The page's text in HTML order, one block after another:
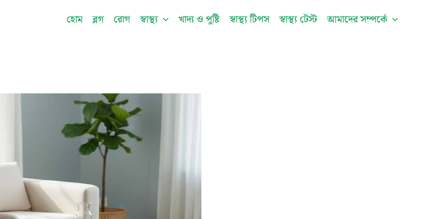
হোম ব্লগ রোগ স্বাস্থ্য খাদ্য ও পুষ্টি স্বাস্থ্য টিপস স্বাস্থ্য টেস্ট আমাদের সম্পর্কে